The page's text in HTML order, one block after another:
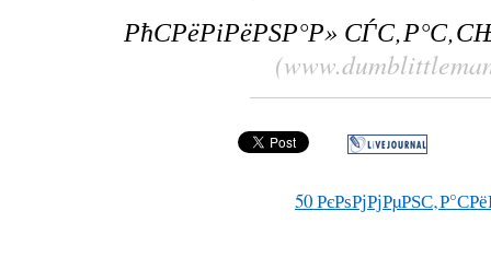
РћСРёРіРёРЅР°Р»
50